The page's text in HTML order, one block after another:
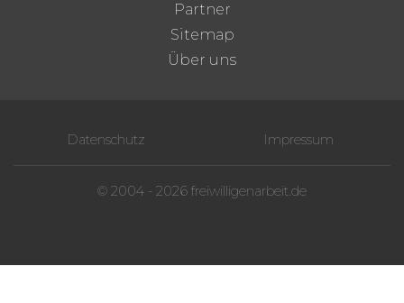
Partner
Sitemap
Über uns
Datenschutz Impressum
© 2004 - 2026 freiwilligenarbeit.de